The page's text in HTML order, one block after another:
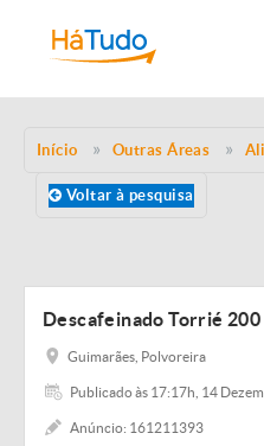
Início Outras Áreas
Voltar à pesquisa
Descafeinado Torrié
Guimarães, Polvoreira
Publicado às 17:17h, 14
Anúncio: 161211393